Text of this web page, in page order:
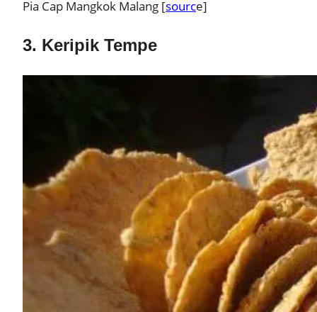
Pia Cap Mangkok Malang [source]
3. Keripik Tempe